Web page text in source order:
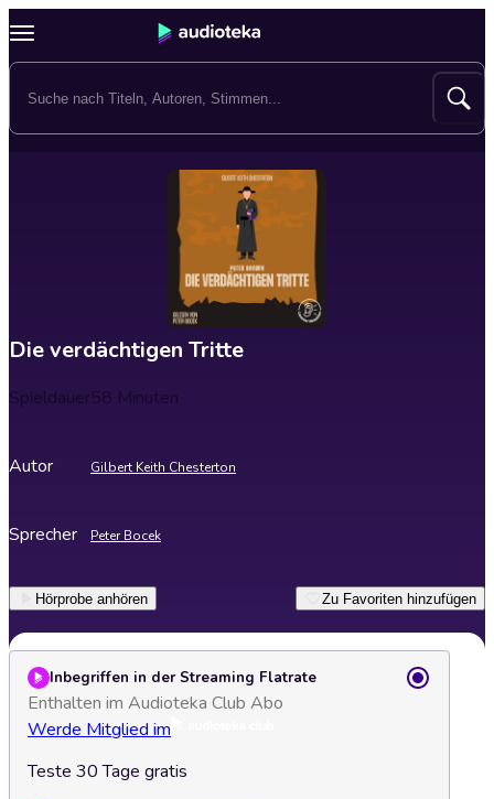
Die verdächtigen Tritte
Spieldauer58 Minuten
Autor Gilbert Keith Chesterton
Sprecher Peter Bocek
Hörprobe anhören Zu Favoriten hinzufügen
Inbegriffen in der Streaming Flatrate
Enthalten im Audioteka Club Abo
Werde Mitglied im
Teste 30 Tage gratis